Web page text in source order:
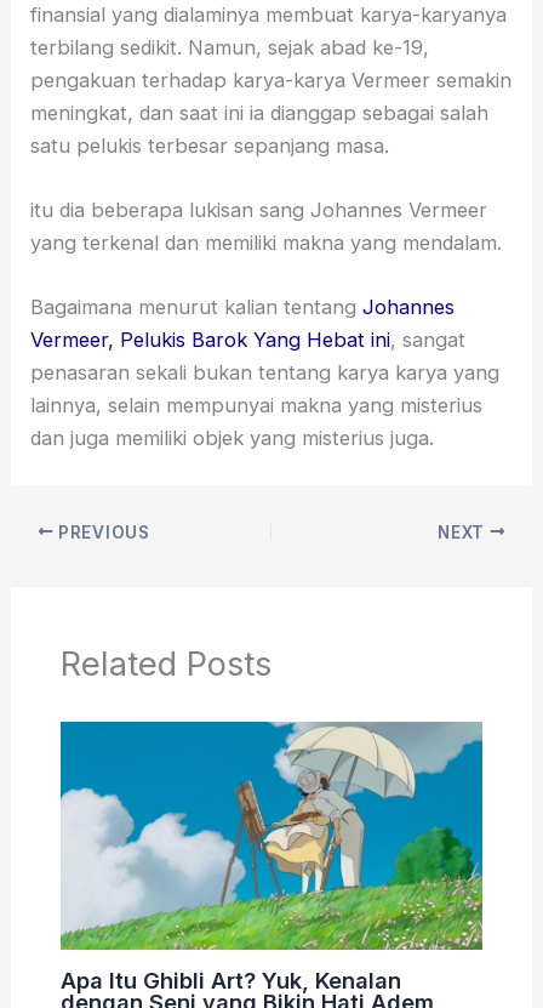
finansial yang dialaminya membuat karya-karyanya
terbilang sedikit. Namun, sejak abad ke-19,
pengakuan terhadap karya-karya Vermeer semakin
meningkat, dan saat ini ia dianggap sebagai salah
satu pelukis terbesar sepanjang masa.
itu dia beberapa lukisan sang Johannes Vermeer
yang terkenal dan memiliki makna yang mendalam.
Bagaimana menurut kalian tentangJohannes
Vermeer, Pelukis Barok Yang Hebat ini, sangat
penasaran sekali bukan tentang karya karya yang
lainnya, selain mempunyai makna yang misterius
dan juga memiliki objek yang misterius juga.
PREVIOUS NEXT
Related Posts
Apa Itu Ghibli Art? Yuk, Kenalan
dengan Seni yang Bikin Hati Adem